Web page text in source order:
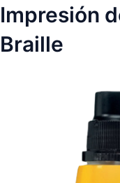
Impresión
Braille